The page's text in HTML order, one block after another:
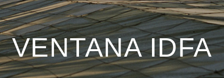
VENTANA IDFA